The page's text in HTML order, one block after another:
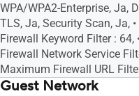
WPA/WPA2-Enterprise, Ja,
TLS, Ja, Security Scan, Ja,
Firewall Keyword Filter : 64,
Firewall Network Service
Maximum Firewall URL
Guest Network